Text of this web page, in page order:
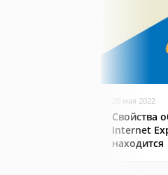
20 мая 2022
Свойства
Internet
находится